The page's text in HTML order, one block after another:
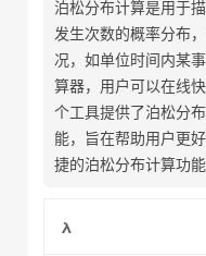
泊松分布计算是用于
发生次数的概率分布
况，如单位时间内某
算器，用户可以在线
个工具提供了泊松分
能，旨在帮助用户更
捷的泊松分布计算功能
λ